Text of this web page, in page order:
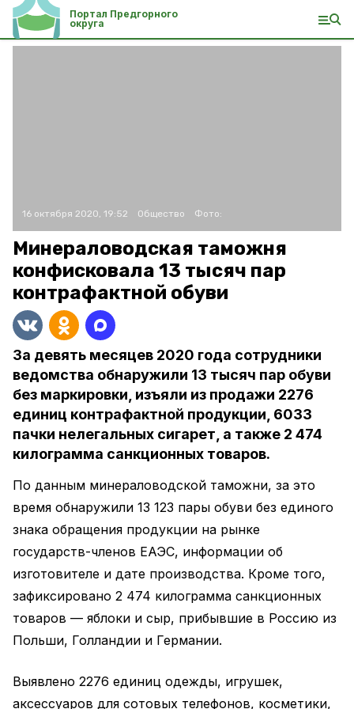
Портал Предгорного
округа
16 октября 2020, 19:52 Общество Фото:
Минераловодская таможня
конфисковала 13 тысяч пар
контрафактной обуви
За девять месяцев 2020 года сотрудники
ведомства обнаружили 13 тысяч пар обуви
без маркировки, изъяли из продажи 2276
единиц контрафактной продукции, 6033
пачки нелегальных сигарет, а также 2 474
килограмма санкционных товаров.
По данным минераловодской таможни, за это
время обнаружили 13 123 пары обуви без единого
знака обращения продукции на рынке
государств-членов ЕАЭС, информации об
изготовителе и дате производства. Кроме того,
зафиксировано 2 474 килограмма санкционных
товаров — яблоки и сыр, прибывшие в Россию из
Польши, Голландии и Германии.
Выявлено 2276 единиц одежды, игрушек,
аксессуаров для сотовых телефонов, косметики,